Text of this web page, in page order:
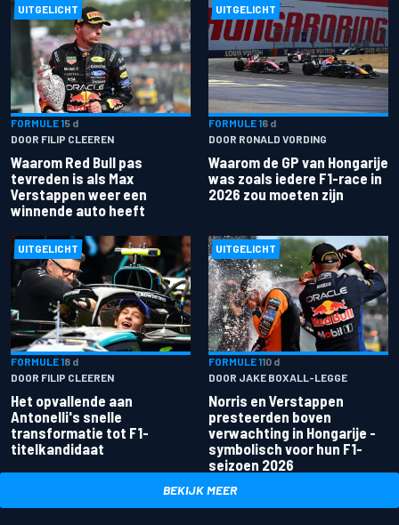
UITGELICHT
FORMULE 15 d
DOOR FILIP CLEEREN
Waarom Red Bull pas
tevreden is als Max
Verstappen weer een
winnende auto heeft
UITGELICHT
FORMULE 16 d
DOOR RONALD VORDING
Waarom de GP van Hongarije
was zoals iedere F1-race in
2026 zou moeten zijn
UITGELICHT
FORMULE 18 d
DOOR FILIP CLEEREN
Het opvallende aan
Antonelli's snelle
transformatie tot F1-
titelkandidaat
UITGELICHT
FORMULE 110 d
DOOR JAKE BOXALL-LEGGE
Norris en Verstappen
presteerden boven
verwachting in Hongarije -
symbolisch voor hun F1-
seizoen 2026
BEKIJK MEER